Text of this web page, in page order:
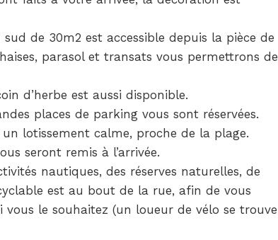
de 30m2 est accessible depuis la pièce de
parasol et transats vous permettrons de
d’herbe est aussi disponible.
places de parking vous sont réservées.
lotissement calme, proche de la plage.
seront remis à l’arrivée.
nautiques, des réserves naturelles, de
est au bout de la rue, afin de vous
le souhaitez (un loueur de vélo se trouve